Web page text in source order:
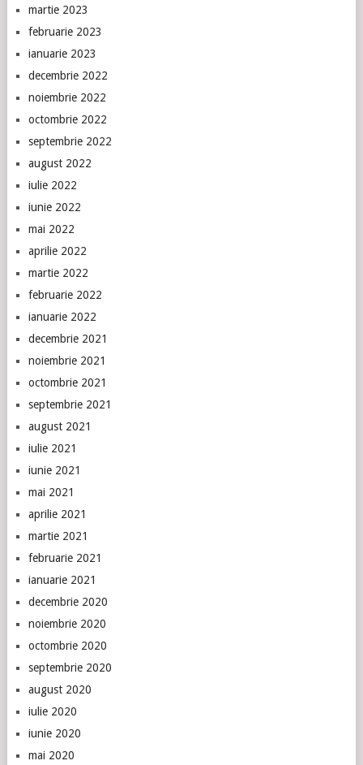
martie 2023
februarie 2023
ianuarie 2023
decembrie 2022
noiembrie 2022
octombrie 2022
septembrie 2022
august 2022
iulie 2022
iunie 2022
mai 2022
aprilie 2022
martie 2022
februarie 2022
ianuarie 2022
decembrie 2021
noiembrie 2021
octombrie 2021
septembrie 2021
august 2021
iulie 2021
iunie 2021
mai 2021
aprilie 2021
martie 2021
februarie 2021
ianuarie 2021
decembrie 2020
noiembrie 2020
octombrie 2020
septembrie 2020
august 2020
iulie 2020
iunie 2020
mai 2020